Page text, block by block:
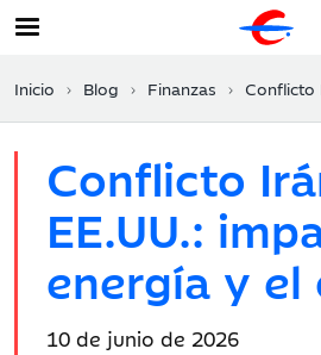
Inicio Blog Finanzas Conflicto Irán-
Conflicto
EE.UU.:
energía y el
Fecha
10 de junio de 2026